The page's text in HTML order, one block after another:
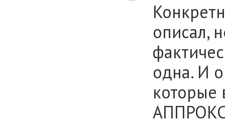
описал,
одна. И
которые